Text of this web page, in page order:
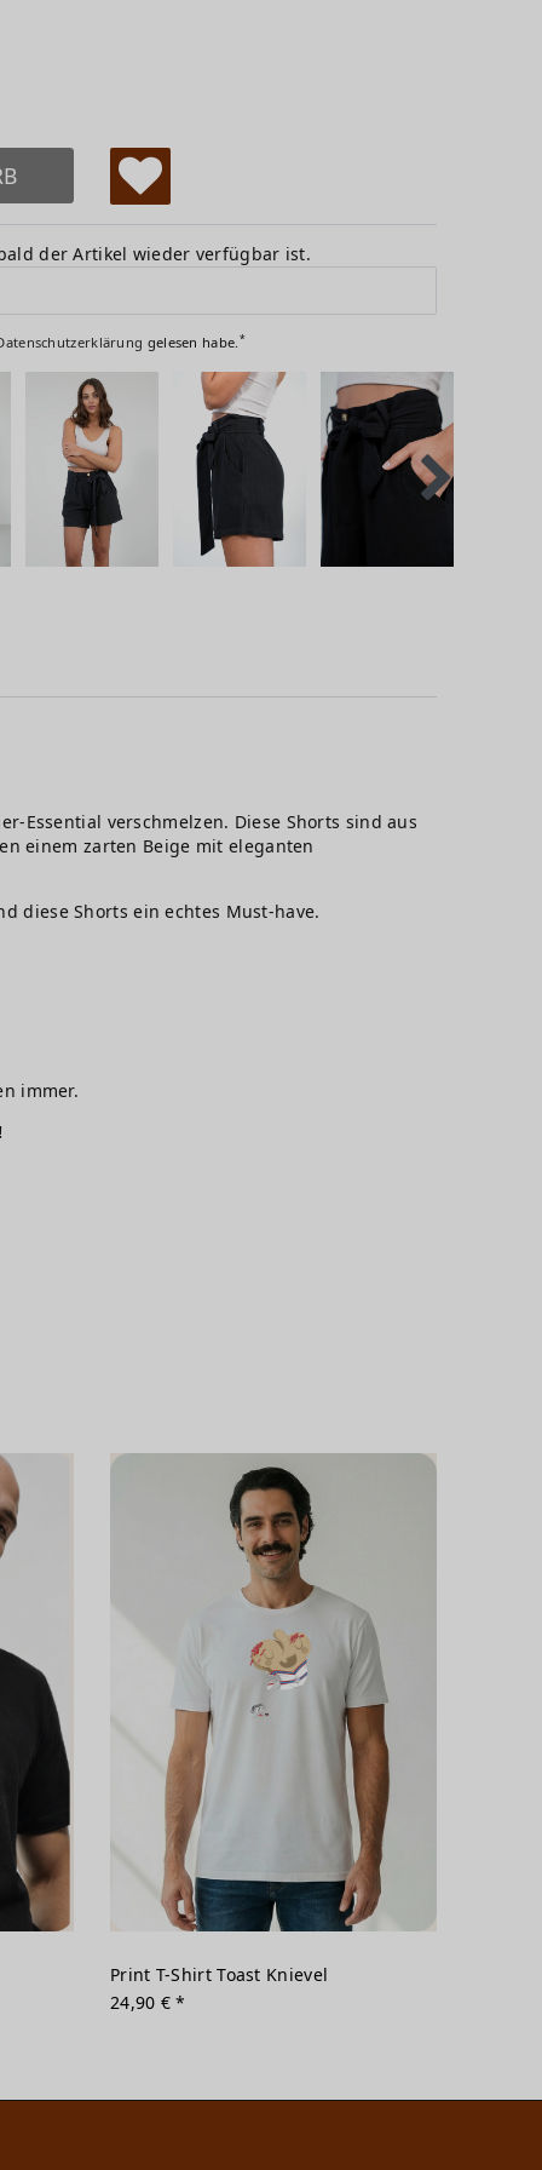
W
u
ns
ch
te
der Artikel wieder verfügbar ist.
gelesen habe.*
Essential verschmelzen. Diese Shorts sind aus
einem zarten Beige mit eleganten
diese Shorts ein echtes Must-have.
immer.
Print T-Shirt Toast Knievel
24,90 € *